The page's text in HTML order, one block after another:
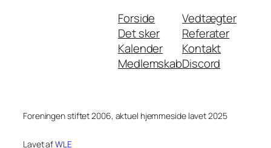
Forside
Det sker
Kalender
Medlemskab
Vedtægter
Referater
Kontakt
Discord
Foreningen stiftet 2006, aktuel hjemmeside lavet 2025
Lavet afWLE